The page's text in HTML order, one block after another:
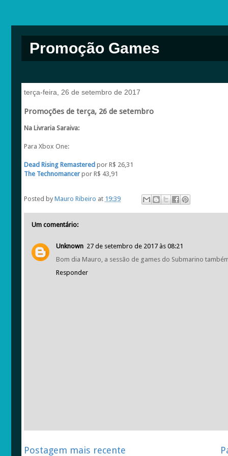
Promoção Games
terça-feira, 26 de setembro de 2017
Promoções de terça, 26 de setembro
Na Livraria Saraiva:
Para Xbox One:
Dead Rising Remastered por R$ 26,31
The Technomancer por R$ 43,91
Posted by Mauro Ribeiro at 19:39
Um comentário:
Unknown 27 de setembro de 2017 às 08:21
Bom dia Mauro, a sessão de games do Submarino
Responder
Postagem mais recente